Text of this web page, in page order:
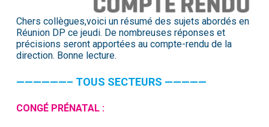
Chers collègues,voici un résumé des sujets abordés en
Réunion DP ce jeudi. De nombreuses réponses et
précisions seront apportées au compte-rendu de la
direction. Bonne lecture.
——————– TOUS SECTEURS —————
CONGÉ PRÉNATAL :